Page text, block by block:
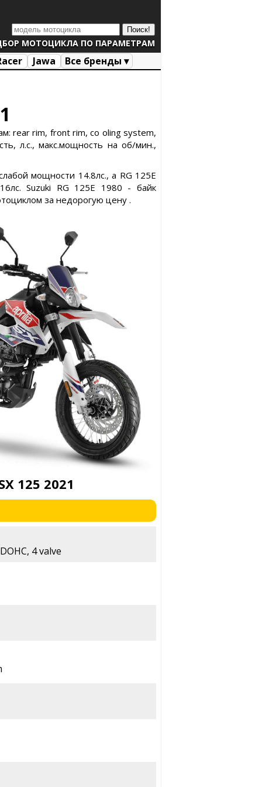
МОТОЦИКЛА ПО ПАРАМЕТРАМ
Jawa Все бренды ▾
rear rim, front rim, co oling system,
л.с., макс.мощность на об/мин.,
мощности 14.8лс., а RG 125E
Suzuki RG 125E 1980 - байк
за недорогую цену .
125 2021
4 valve